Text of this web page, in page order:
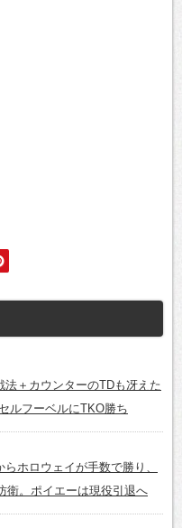
法＋カウンターのTDも冴えた
ルフーベルにTKO勝ち
らホロウェイが手数で勝り、
衛。ポイエーは現役引退へ